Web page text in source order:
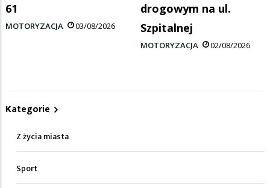
61
MOTORYZACJA 03/08/2026
drogowym na ul.
Szpitalnej
MOTORYZACJA 02/08/2026
Kategorie
Z życia miasta
Sport